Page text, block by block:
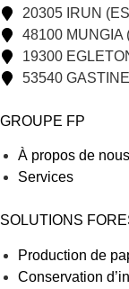
20305 IRUN
48100 MUNGIA
19300
53540
GROUPE FP
À propos de nous
Services
SOLUTIONS
Production de
Conservation